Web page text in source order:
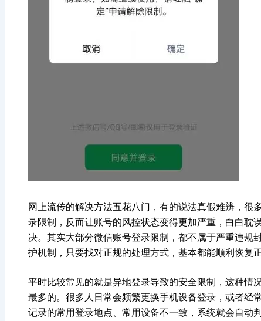
网上流传的解决方法五花八门，有的说法真假难辨，很
录限制，反而让账号的风控状态变得更加严重，白白耽
决。其实大部分微信账号登录限制，都不属于严重违规
护机制，只要找对正规的处理方式，基本都能顺利恢复正
平时比较常见的就是异地登录导致的安全限制，这种情
最多的。很多人日常会频繁更换手机设备登录，或者经
记录的常用登录地点、常用设备不一致，系统就会自动